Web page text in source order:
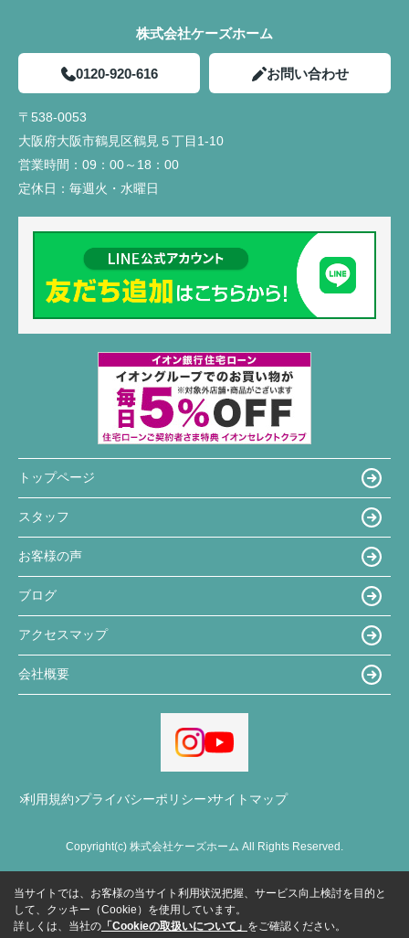
株式会社ケーズホーム
0120-920-616 お問い合わせ
〒538-0053
大阪府大阪市鶴見区鶴見５丁目1-10
営業時間： 09：00～18：00
定休日： 毎週火・水曜日
トップページ
スタッフ
お客様の声
ブログ
アクセスマップ
会社概要
利用規約 プライバシーポリシー サイトマップ
Copyright(c) 株式会社ケーズホーム All Rights Reserved.
当サイトでは、お客様の当サイト利用状況把握、サービス向上検討を目的と
して、クッキー（Cookie）を使用しています。
詳しくは、当社の 「Cookieの取扱いについて」 をご確認ください。